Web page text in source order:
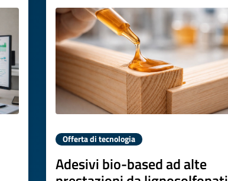
Offerta di tecnologia
Adesivi bio-based ad alte